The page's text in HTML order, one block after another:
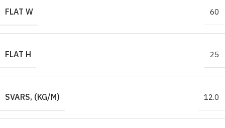
FLAT W
60
FLAT H 25
SVARS, (KG/M) 12.0